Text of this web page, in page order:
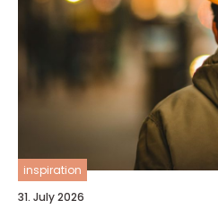
inspiration
31. July 2026